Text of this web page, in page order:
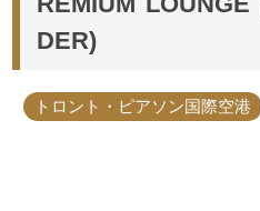
DER)
トロント・ピアソン国際空港